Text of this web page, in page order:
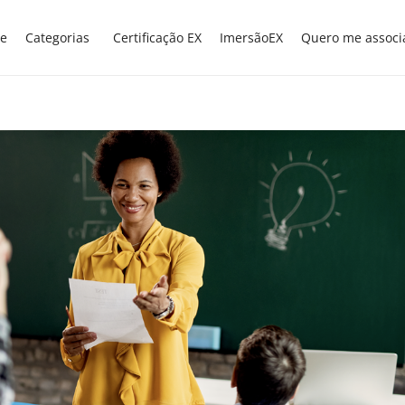
Categorias Certificação EX ImersãoEX Quero me